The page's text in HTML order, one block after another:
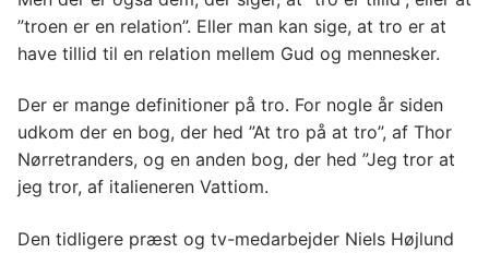
”troen er en relation”. Eller man kan sige, at tro er at
have tillid til en relation mellem Gud og mennesker.
Der er mange definitioner på tro. For nogle år siden
udkom der en bog, der hed ”At tro på at tro”, af Thor
Nørretranders, og en anden bog, der hed ”Jeg tror at
jeg tror, af italieneren Vattiom.
Den tidligere præst og tv-medarbejder Niels Højlund